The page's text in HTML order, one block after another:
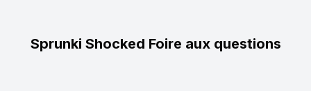
Sprunki Shocked Foire aux questions